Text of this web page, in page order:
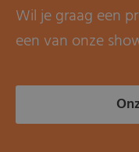
Wil je graag een
een van onze